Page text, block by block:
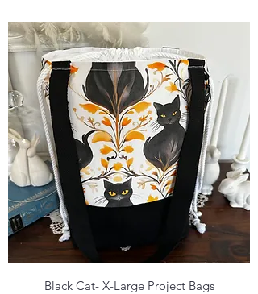
Black Cat- X-Large Project Bags